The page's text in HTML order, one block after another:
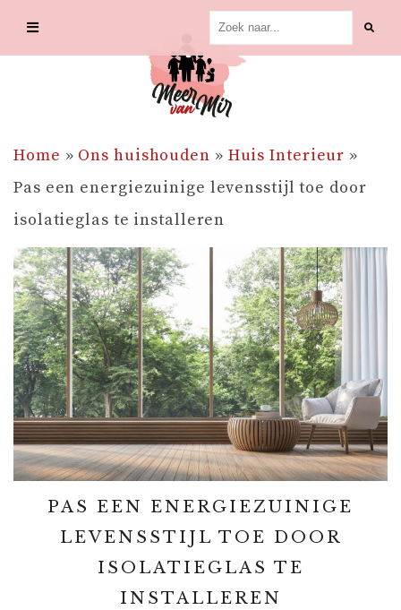
Home » Ons huishouden » Huis Interieur »
Pas een energiezuinige levensstijl toe door
isolatieglas te installeren
PAS EEN ENERGIEZUINIGE
LEVENSSTIJL TOE DOOR
ISOLATIEGLAS TE
INSTALLEREN